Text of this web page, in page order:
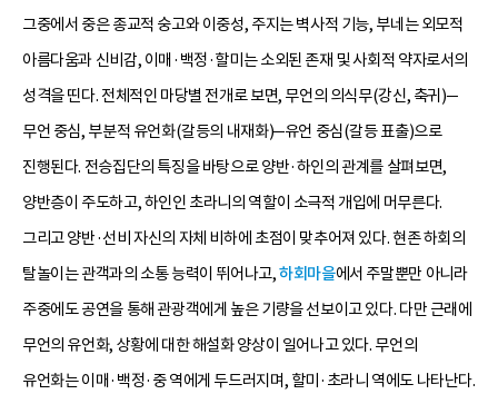
그중에서 중은 종교적 숭고와 이중성, 주지는 벽사적 기능, 부네는 외모적
아름다움과 신비감, 이매·백정·할미는 소외된 존재 및 사회적 약자로서의
성격을 띤다. 전체적인 마당별 전개로 보면, 무언의 의식무(강신, 축귀)─
무언 중심, 부분적 유언화(갈등의 내재화)─유언 중심(갈등 표출)으로
진행된다. 전승집단의 특징을 바탕으로 양반·하인의 관계를 살펴보면,
양반층이 주도하고, 하인인 초라니의 역할이 소극적 개입에 머무른다.
그리고 양반·선비 자신의 자체 비하에 초점이 맞추어져 있다. 현존 하회의
탈놀이는 관객과의 소통 능력이 뛰어나고,하회마을에서 주말뿐만 아니라
주중에도 공연을 통해 관광객에게 높은 기량을 선보이고 있다. 다만 근래에
무언의 유언화, 상황에 대한 해설화 양상이 일어나고 있다. 무언의
유언화는 이매·백정·중 역에게 두드러지며, 할미·초라니 역에도 나타난다.